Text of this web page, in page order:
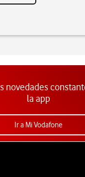
novedades
la app
Ir a Mi Vodafone
sociales de